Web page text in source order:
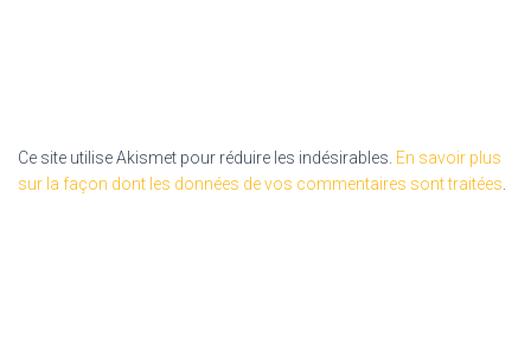
Ce site utilise Akismet pour réduire les indésirables. En savoir plus
sur la façon dont les données de vos commentaires sont traitées